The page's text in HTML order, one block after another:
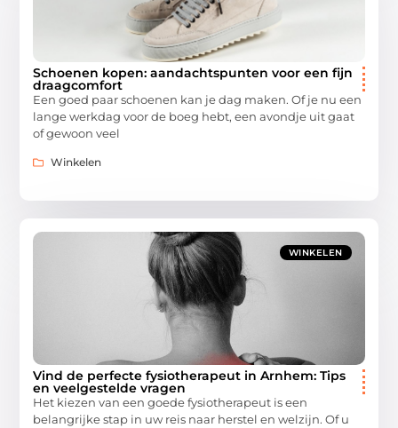
Schoenen kopen: aandachtspunten voor een fijn
draagcomfort
Een goed paar schoenen kan je dag maken. Of je nu een
lange werkdag voor de boeg hebt, een avondje uit gaat
of gewoon veel
Winkelen
WINKELEN
Vind de perfecte fysiotherapeut in Arnhem: Tips
en veelgestelde vragen
Het kiezen van een goede fysiotherapeut is een
belangrijke stap in uw reis naar herstel en welzijn. Of u